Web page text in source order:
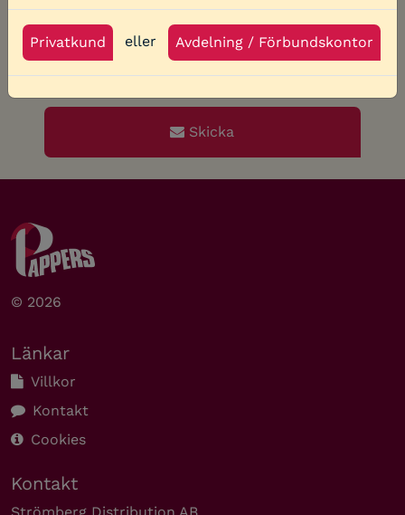
Privatkund eller Avdelning / Förbundskontor
Skicka
© 2026
Länkar
Villkor
Kontakt
Cookies
Kontakt